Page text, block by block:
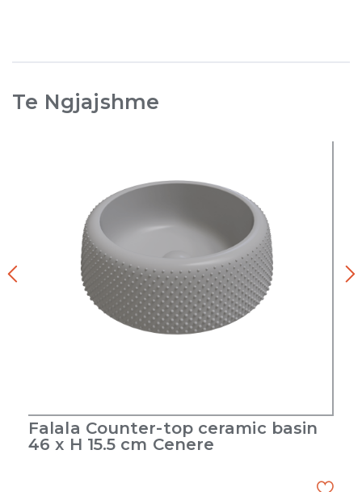
Te Ngjajshme
Falala Counter-top ceramic basin
46 x H 15.5 cm Cenere